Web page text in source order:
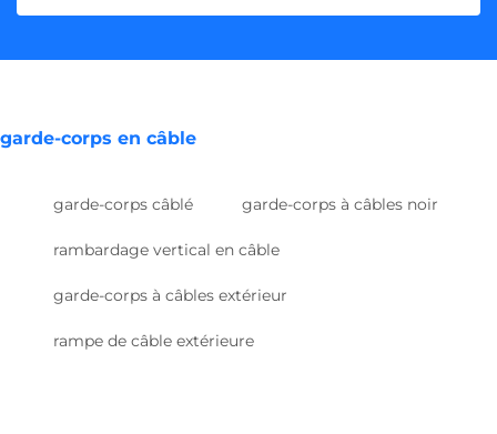
garde-corps en câble
garde-corps câblé garde-corps à câbles noir
rambardage vertical en câble
garde-corps à câbles extérieur
rampe de câble extérieure